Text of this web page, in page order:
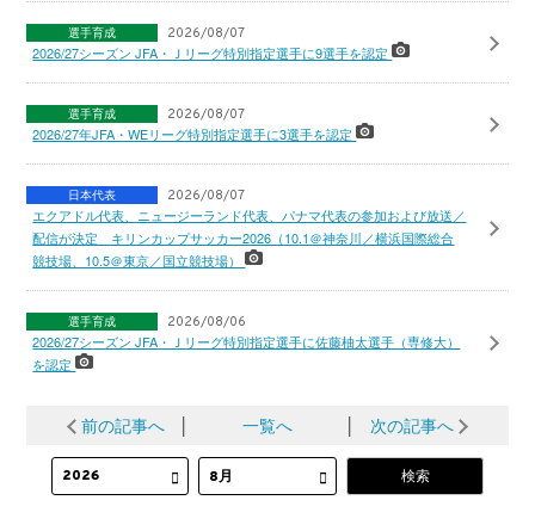
選手育成 2026/08/07
2026/27シーズン JFA・Ｊリーグ特別指定選手に9選手を認定
選手育成 2026/08/07
2026/27年JFA・WEリーグ特別指定選手に3選手を認定
日本代表 2026/08/07
エクアドル代表、ニュージーランド代表、パナマ代表の参加および放送／
配信が決定 キリンカップサッカー2026（10.1＠神奈川／横浜国際総合
競技場、10.5＠東京／国立競技場）
選手育成 2026/08/06
2026/27シーズン JFA・Ｊリーグ特別指定選手に佐藤柚太選手（専修大）
を認定
前の記事へ 一覧へ 次の記事へ